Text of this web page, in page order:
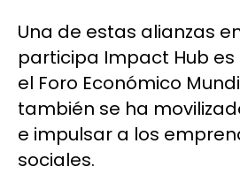
Una de estas alianzas
participa Impact Hub
el Foro Económico
también se ha
e impulsar a los
sociales.